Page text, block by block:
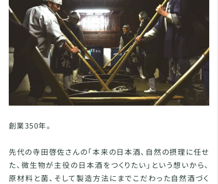
創業350年。
先代の寺田啓佐さんの「本来の日本酒、自然の摂理に任せ
た、微生物が主役の日本酒をつくりたい」という想いから、
原材料と菌、そして製造方法にまでこだわった自然酒づく